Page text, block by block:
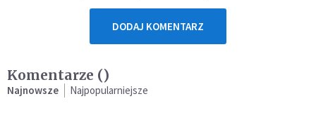
DODAJ KOMENTARZ
Komentarze ()
Najnowsze Najpopularniejsze